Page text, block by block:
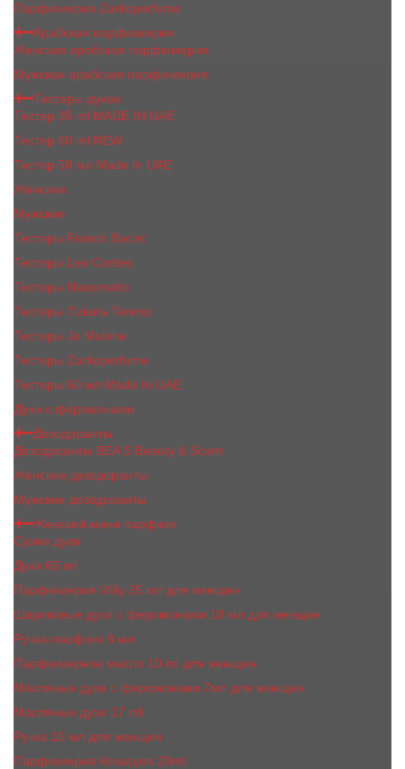
Парфюмерия Zarkoperfume
Арабская парфюмерия
Женская арабская парфюмерия
Мужская арабская парфюмерия
Тестеры духов
Тестер 35 ml MADE IN UAE
Тестер 60 ml NEW
Тестер 50 мл Made In UAE
Женские
Мужские
Тестеры Franck Boclet
Тестеры Les Contes
Тестеры Nasomatto
Тестеры Tiziana Terenzi
Тестеры Jо Malоnе
Тестеры Zarkoperfume
Тестеры 60 мл Made In UAE
Духи с феромонами
Дезодоранты
Дезодоранты BEA'S Beauty & Scent
Женские дезодоранты
Мужские дезодоранты
Женский мини парфюм
Сухие духи
Духи 65 ml
Парфюмерия Vilily 25 мл для женщин
Шариковые духи с феромонами 10 мл для женщин
Ручка-парфюм 8 мл
Парфюмерное масло 10 ml для женщин
Масляные духи c феромонами 7мл для женщин
Масляные духи 17 ml
Ручка 15 мл для женщин
Парфюмерия Kreasyon 20ml